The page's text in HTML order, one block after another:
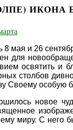
ИКОНА
мая и 26
для
освятить и
столбов
Своему особую
новое
миру. С него